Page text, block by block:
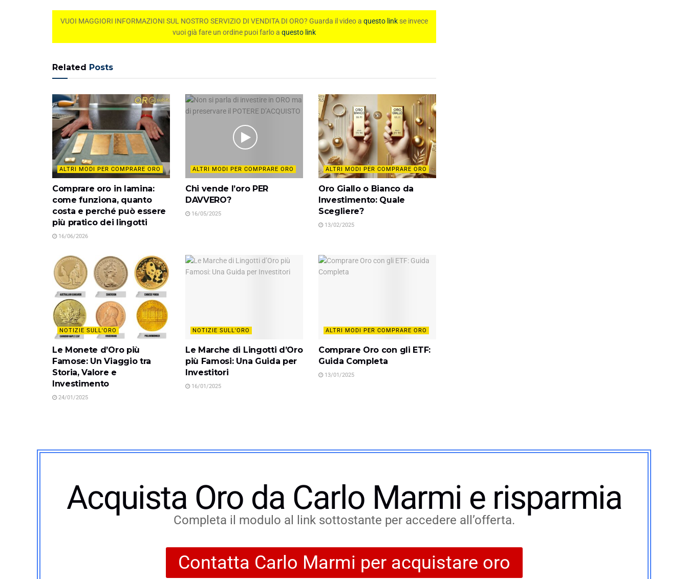
VUOI MAGGIORI INFORMAZIONI SUL NOSTRO SERVIZIO DI VENDITA DI ORO? Guarda il video a questo link se invece
vuoi già fare un ordine puoi farlo a questo link
Related Posts
ALTRI MODI PER COMPRARE ORO
Comprare oro in lamina:
come funziona, quanto
costa e perché può essere
più pratico dei lingotti
16/06/2026
ALTRI MODI PER COMPRARE ORO
Chi vende l’oro PER
DAVVERO?
16/05/2025
ALTRI MODI PER COMPRARE ORO
Oro Giallo o Bianco da
Investimento: Quale
Scegliere?
13/02/2025
NOTIZIE SULL'ORO
Le Monete d’Oro più
Famose: Un Viaggio tra
Storia, Valore e
Investimento
24/01/2025
NOTIZIE SULL'ORO
Le Marche di Lingotti d’Oro
più Famosi: Una Guida per
Investitori
16/01/2025
ALTRI MODI PER COMPRARE ORO
Comprare Oro con gli ETF:
Guida Completa
13/01/2025
Acquista Oro da Carlo Marmi e risparmia
Completa il modulo al link sottostante per accedere all’offerta.
Contatta Carlo Marmi per acquistare oro